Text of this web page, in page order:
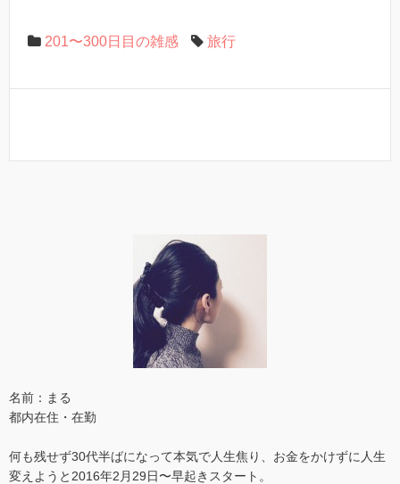
201〜300日目の雑感 旅行
名前：まる
都内在住・在勤
何も残せず30代半ばになって本気で人生焦り、お金をかけずに人生
変えようと2016年2月29日〜早起きスタート。